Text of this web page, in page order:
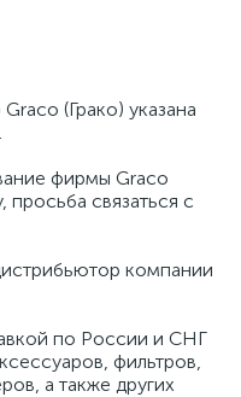
(Грако) указана
фирмы Graco
связаться с
компании
по России и СНГ
фильтров,
а также других